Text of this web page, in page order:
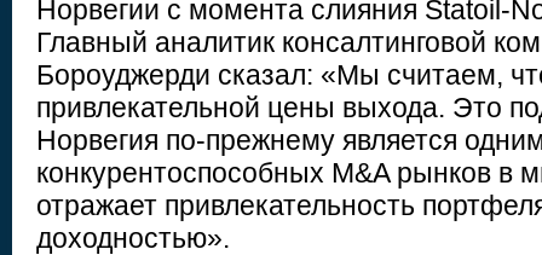
Норвегии с момента слияния Statoil-
Главный аналитик консалтинговой
Бороуджерди сказал: «Мы считаем,
привлекательной цены выхода. Это
Норвегия по-прежнему является
конкурентоспособных M&A рынков в
отражает привлекательность
доходностью».